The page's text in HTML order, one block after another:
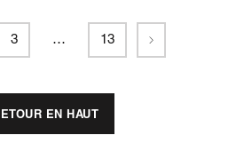
3 … 13 Suivant
EN HAUT